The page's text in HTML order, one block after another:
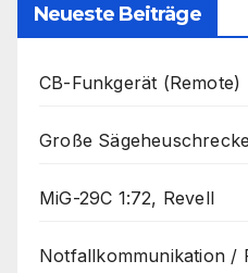
Neueste Beiträge
CB-Funkgerät (Remote)
Große Sägeheuschrecke
MiG-29C 1:72, Revell
Notfallkommunikation /